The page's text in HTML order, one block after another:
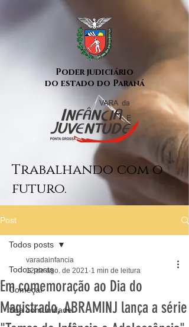
Poder judiciário
do estado do Paraná
Trabalhando com o
futuro.
Post
Todos posts
Começar
Sua comunidade
Todos posts
Em comemoração ao Dia do
Magistrado, ABRAMINJ lança a série
varadainfancia
12 de ago. de 2021 1 min de leitura